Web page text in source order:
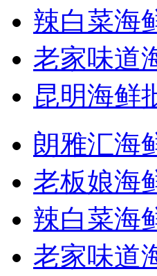
辣白菜海
老家味道
昆明海鲜
朗雅汇海
老板娘海
辣白菜海
老家味道